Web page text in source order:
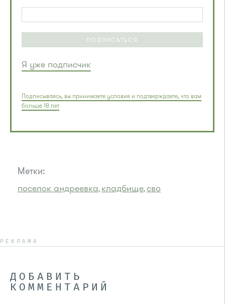
ПОДПИСАТЬСЯ
Я уже подписчик
Подписываясь, вы принимаете условия и подтверждаете, что вам
больше 18 лет
Метки:
поселок андреевка, кладбище, сво
РЕКЛАМА
ДОБАВИТЬ
КОММЕНТАРИЙ